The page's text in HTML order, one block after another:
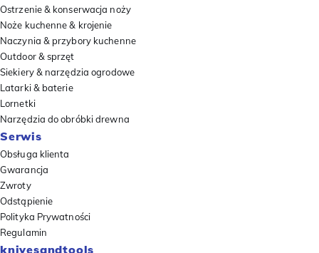
Ostrzenie & konserwacja noży
Noże kuchenne & krojenie
Naczynia & przybory kuchenne
Outdoor & sprzęt
Siekiery & narzędzia ogrodowe
Latarki & baterie
Lornetki
Narzędzia do obróbki drewna
Serwis
Obsługa klienta
Gwarancja
Zwroty
Odstąpienie
Polityka Prywatności
Regulamin
knivesandtools